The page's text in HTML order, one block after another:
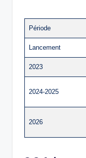
Période
Lancement
2023
2024-2025
2026